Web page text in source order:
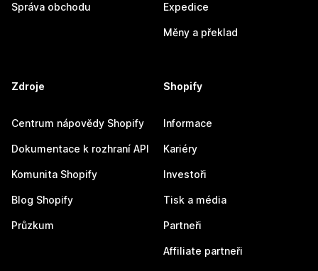
Správa obchodu Expedice
Měny a překlad
Zdroje
Centrum nápovědy Shopify
Dokumentace k rozhraní API
Komunita Shopify
Blog Shopify
Průzkum
Shopify
Informace
Kariéry
Investoři
Tisk a média
Partneři
Affiliate partneři